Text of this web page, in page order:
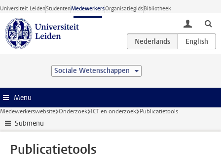
Ga direct naar de inhoud
Universiteit LeidenStudentenMedewerkersOrganisatiegidsBibliotheek
toggle
Sociale Wetenschappen
Menu
Medewerkerswebsite Onderzoek ICT en onderzoek Publicatietools
Submenu
Publicatietools